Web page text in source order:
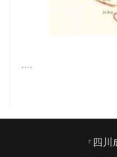
....
四川